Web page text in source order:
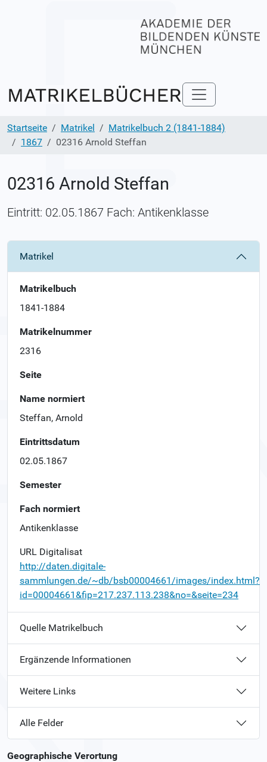
Startseite Matrikel
Matrikelbuch 2 (1841-1884)
1867
02316 Arnold Steffan
02316 Arnold Steffan
Eintritt: 02.05.1867 Fach: Antikenklasse
Matrikel
Matrikelbuch
1841-1884
Matrikelnummer
2316
Seite
Name normiert
Steffan, Arnold
Eintrittsdatum
02.05.1867
Semester
Fach normiert
Antikenklasse
URL Digitalisat
http://daten.digitale-
sammlungen.de/~db/bsb00004661/images/index.html?
id=00004661&fip=217.237.113.238&no=&seite=234
Quelle Matrikelbuch
Ergänzende Informationen
Weitere Links
Alle Felder
Geographische Verortung